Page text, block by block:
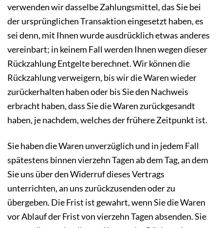
verwenden wir dasselbe Zahlungsmittel, das Sie bei
der ursprünglichen Transaktion eingesetzt haben, es
sei denn, mit Ihnen wurde ausdrücklich etwas anderes
vereinbart; in keinem Fall werden Ihnen wegen dieser
Rückzahlung Entgelte berechnet. Wir können die
Rückzahlung verweigern, bis wir die Waren wieder
zurückerhalten haben oder bis Sie den Nachweis
erbracht haben, dass Sie die Waren zurückgesandt
haben, je nachdem, welches der frühere Zeitpunkt ist.
Sie haben die Waren unverzüglich und in jedem Fall
spätestens binnen vierzehn Tagen ab dem Tag, an dem
Sie uns über den Widerruf dieses Vertrags
unterrichten, an uns zurückzusenden oder zu
übergeben. Die Frist ist gewahrt, wenn Sie die Waren
vor Ablauf der Frist von vierzehn Tagen absenden. Sie